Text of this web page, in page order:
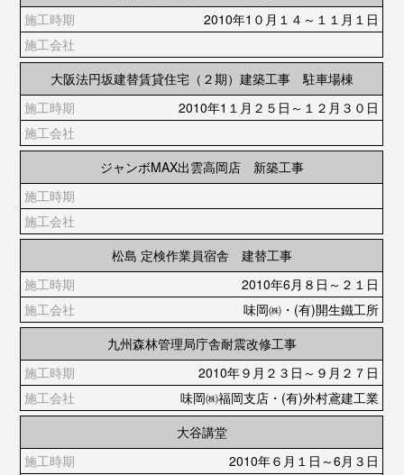
2010年1０月１４～１１月１日
大阪法円坂建替賃貸住宅（２期）建築工事 駐車場棟
2010年1１月２５日～１２月３０日
ジャンボMAX出雲高岡店 新築工事
松島 定検作業員宿舎 建替工事
2010年6月８日～２１日
味岡㈱・(有)開生鐵工所
九州森林管理局庁舎耐震改修工事
2010年９月２３日～９月２７日
味岡㈱福岡支店・(有)外村鳶建工業
大谷講堂
2010年６月１日～6月３日